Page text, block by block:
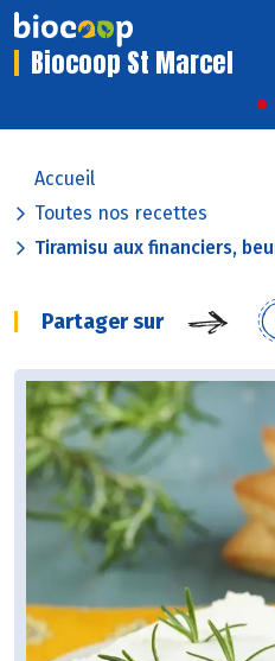
Biocoop St Marcel
Accueil
Toutes nos recettes
Tiramisu aux financiers,
Partager sur